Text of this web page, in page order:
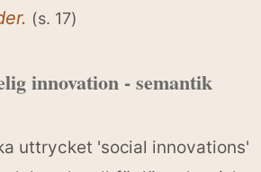
(s. 17)
innovation - semantik
uttrycket 'social innovations'